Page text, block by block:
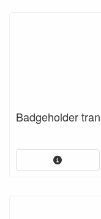
Badgeholder